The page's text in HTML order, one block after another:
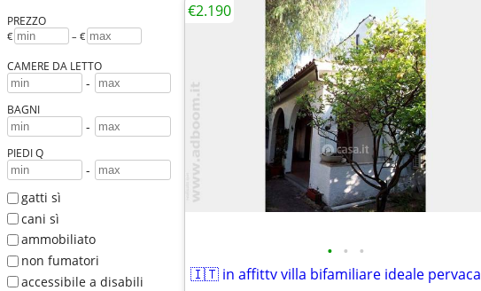
PREZZO
€ – €
CAMERE DA LETTO
-
BAGNI
-
PIEDI Q
-
gatti sì
cani sì
ammobiliato
non fumatori
accessibile a disabili
• • •
€2.190